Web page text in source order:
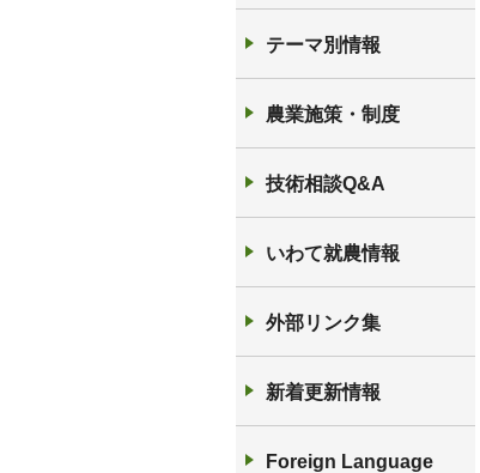
テーマ別情報
農業施策・制度
技術相談Q&A
いわて就農情報
外部リンク集
新着更新情報
Foreign Language